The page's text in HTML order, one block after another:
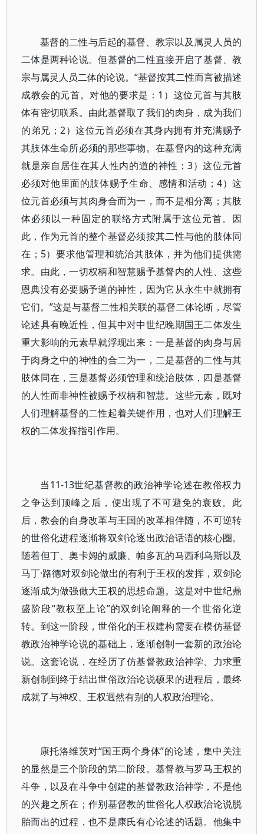
基督的二性与后起的基督、教宗以及属灵人员的
二体是两种论说。但基督的二性直接开启了基督、教
宗与属灵人员二体的论说。“基督按其二性而言被描述
成教会的元首。对他的要求是：1）这位元首与其肢
体有密切联系。由此基督取了我们的肉身，成为我们
的弟兄；2）这位元首必须在其身内拥有并充满赐予
其肢体生命所必须的那些事物。在基督内的这种充满
就是亲自居住在其人性内的道的神性；3）这位元首
必须对他里面的肢体赐予生命、感情和活动；4）这
位元首必须与其肉身合而为一，而不是相分离；其肢
体必须以一种固定的联络方式附属于这位元首。因
此，作为元首的整个基督必须按其二性与他的肢体同
在；5）要求他管理和统治其肢体，并为他们提供需
求。由此，一切权柄和智慧赐予基督内的人性、这些
恩典没有必要赐予道的神性，因为它从永生中就拥有
它们。”这是与基督二性相关联的基督二体论断，尽管
论述具有晚近性，但其中对中世纪晚期国王二体发生
重大影响的元素早就浮现出来：一是基督的肉身与居
于肉身之中的神性的合二为一，二是基督的二性与其
肢体同在，三是基督必须管理和统治肢体，四是基督
的人性而非神性被赐予权柄和智慧。这些元素，既对
人们理解基督的二性起着关键作用，也对人们理解王
权的二体发挥指引作用。
当11-13世纪基督教的政治神学论述在教俗权力
之争达到顶峰之后，便出现了不可避免的衰败。此
后，教会的自身改革与王国的改革相伴随，不可逆转
的世俗化进程逐渐将双剑论逐出政治话语的核心圈。
随着但丁、奥卡姆的威廉、帕多瓦的马西利乌斯以及
马丁·路德对双剑论做出的有利于王权的发挥，双剑论
逐渐成为做强做大王权的思想命题。这是对中世纪鼎
盛阶段“教权至上论”的双剑论阐释的一个世俗化逆
转。到这一阶段，世俗化的王权建构需要在模仿基督
教政治神学论说的基础上，逐渐创制一套新的政治论
说。这套论说，在经历了仿基督教政治神学、力求重
新创制到终于结出世俗政治论说硕果的进程后，最终
成就了与神权、王权迥然有别的人权政治理论。
康托洛维茨对“国王两个身体”的论述，集中关注
的显然是三个阶段的第二阶段。基督教与罗马王权的
斗争，以及在斗争中创建的基督教政治神学，不是他
的兴趣之所在；作别基督教的世俗化人权政治论说脱
胎而出的过程，也不是康氏有心论述的话题。他集中